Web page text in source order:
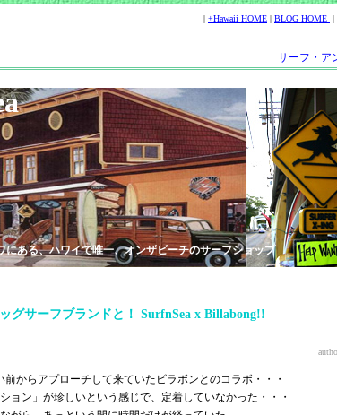
| +Hawaii HOME | BLOG HOME |
サーフ・ア
にある、ハワイで唯一、オンザビーチのサーフショップ
グサーフブランドと！ SurfnSea x Billabong!!
前からアプローチして来ていたビラボンとのコラボ・・・
ョン」が珍しいという感じで、定着していなかった・・・